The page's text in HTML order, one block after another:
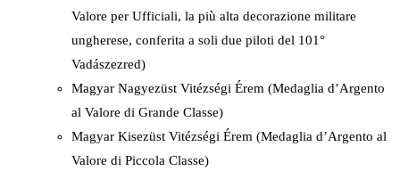
Valore per Ufficiali, la più alta decorazione militare
ungherese, conferita a soli due piloti del 101°
Vadászezred)
Magyar Nagyezüst Vitézségi Érem (Medaglia d’Argento
al Valore di Grande Classe)
Magyar Kisezüst Vitézségi Érem (Medaglia d’Argento al
Valore di Piccola Classe)